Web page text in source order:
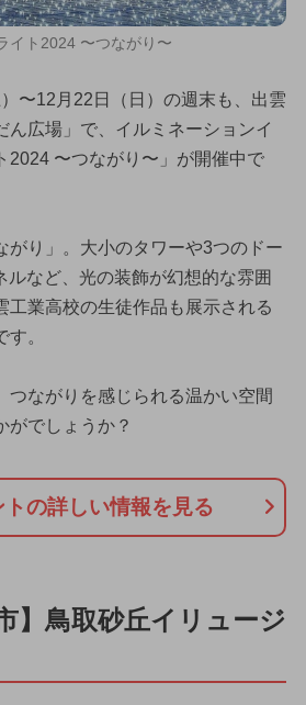
イト2024 〜つながり〜
〜12月22日（日）の週末も、出雲
ん広場」で、イルミネーションイ
2024 〜つながり〜」が開催中で
がり」。大小のタワーや3つのドー
ルなど、光の装飾が幻想的な雰囲
工業高校の生徒作品も展示される
。
つながりを感じられる温かい空間
がでしょうか？
トの詳しい情報を見る
】鳥取砂丘イリュージ